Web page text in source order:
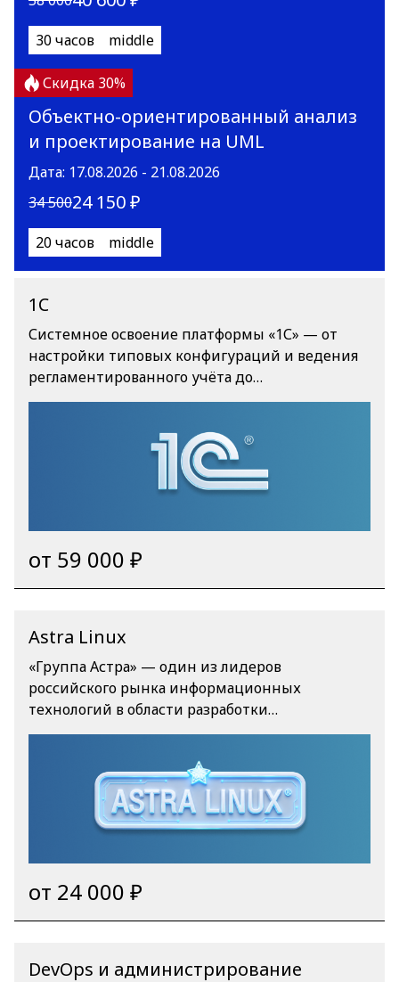
30 часов middle
Объектно-ориентированный анализ
и проектирование на UML
Дата: 17.08.2026 - 21.08.2026
34 50024 150 ₽
20 часов middle
Скидка 30%
1C
Системное освоение платформы «1С» — от
настройки типовых конфигураций и ведения
регламентированного учёта до
программирования на встроенном языке,
проектирования распределённых
информационных баз, формирующее полный
цикл компетенций для автоматизации,
учётных систем.
от 59 000 ₽
Astra Linux
«Группа Астра» — один из лидеров
российского рынка информационных
технологий в области разработки
программного обеспечения (ПО) и средств
/upload/medialibrary/8de/2q0lj4ndq0jya63eix044h
mx3fovr7ma/logoNewAL%201.png ] [
/upload/medialibrary/fbc/nkquc38ho1hojv8gprgei
7v9mcu3gln9/Linux_Sert.png ] [
/files/Cert_Astra_Linux_2026.pdf ] АНО ДПО "УЦ
ИБС" является авторизованным учебным
центром «Группы Астра», разработчика
российской операционной системы Astra
от 24 000 ₽
DevOps и администрирование